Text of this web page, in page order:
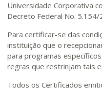
Universidade Corporativa
Decreto Federal No. 5.154/
Para certificar-se das
instituição que o
para programas
regras que restrinjam tais
Todos os Certificados